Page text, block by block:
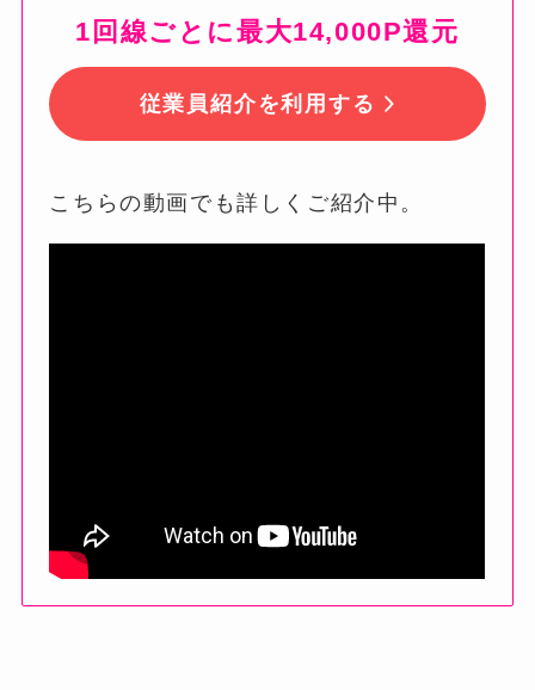
1回線ごとに最大14,000P還元
従業員紹介を利用する
こちらの動画でも詳しくご紹介中。